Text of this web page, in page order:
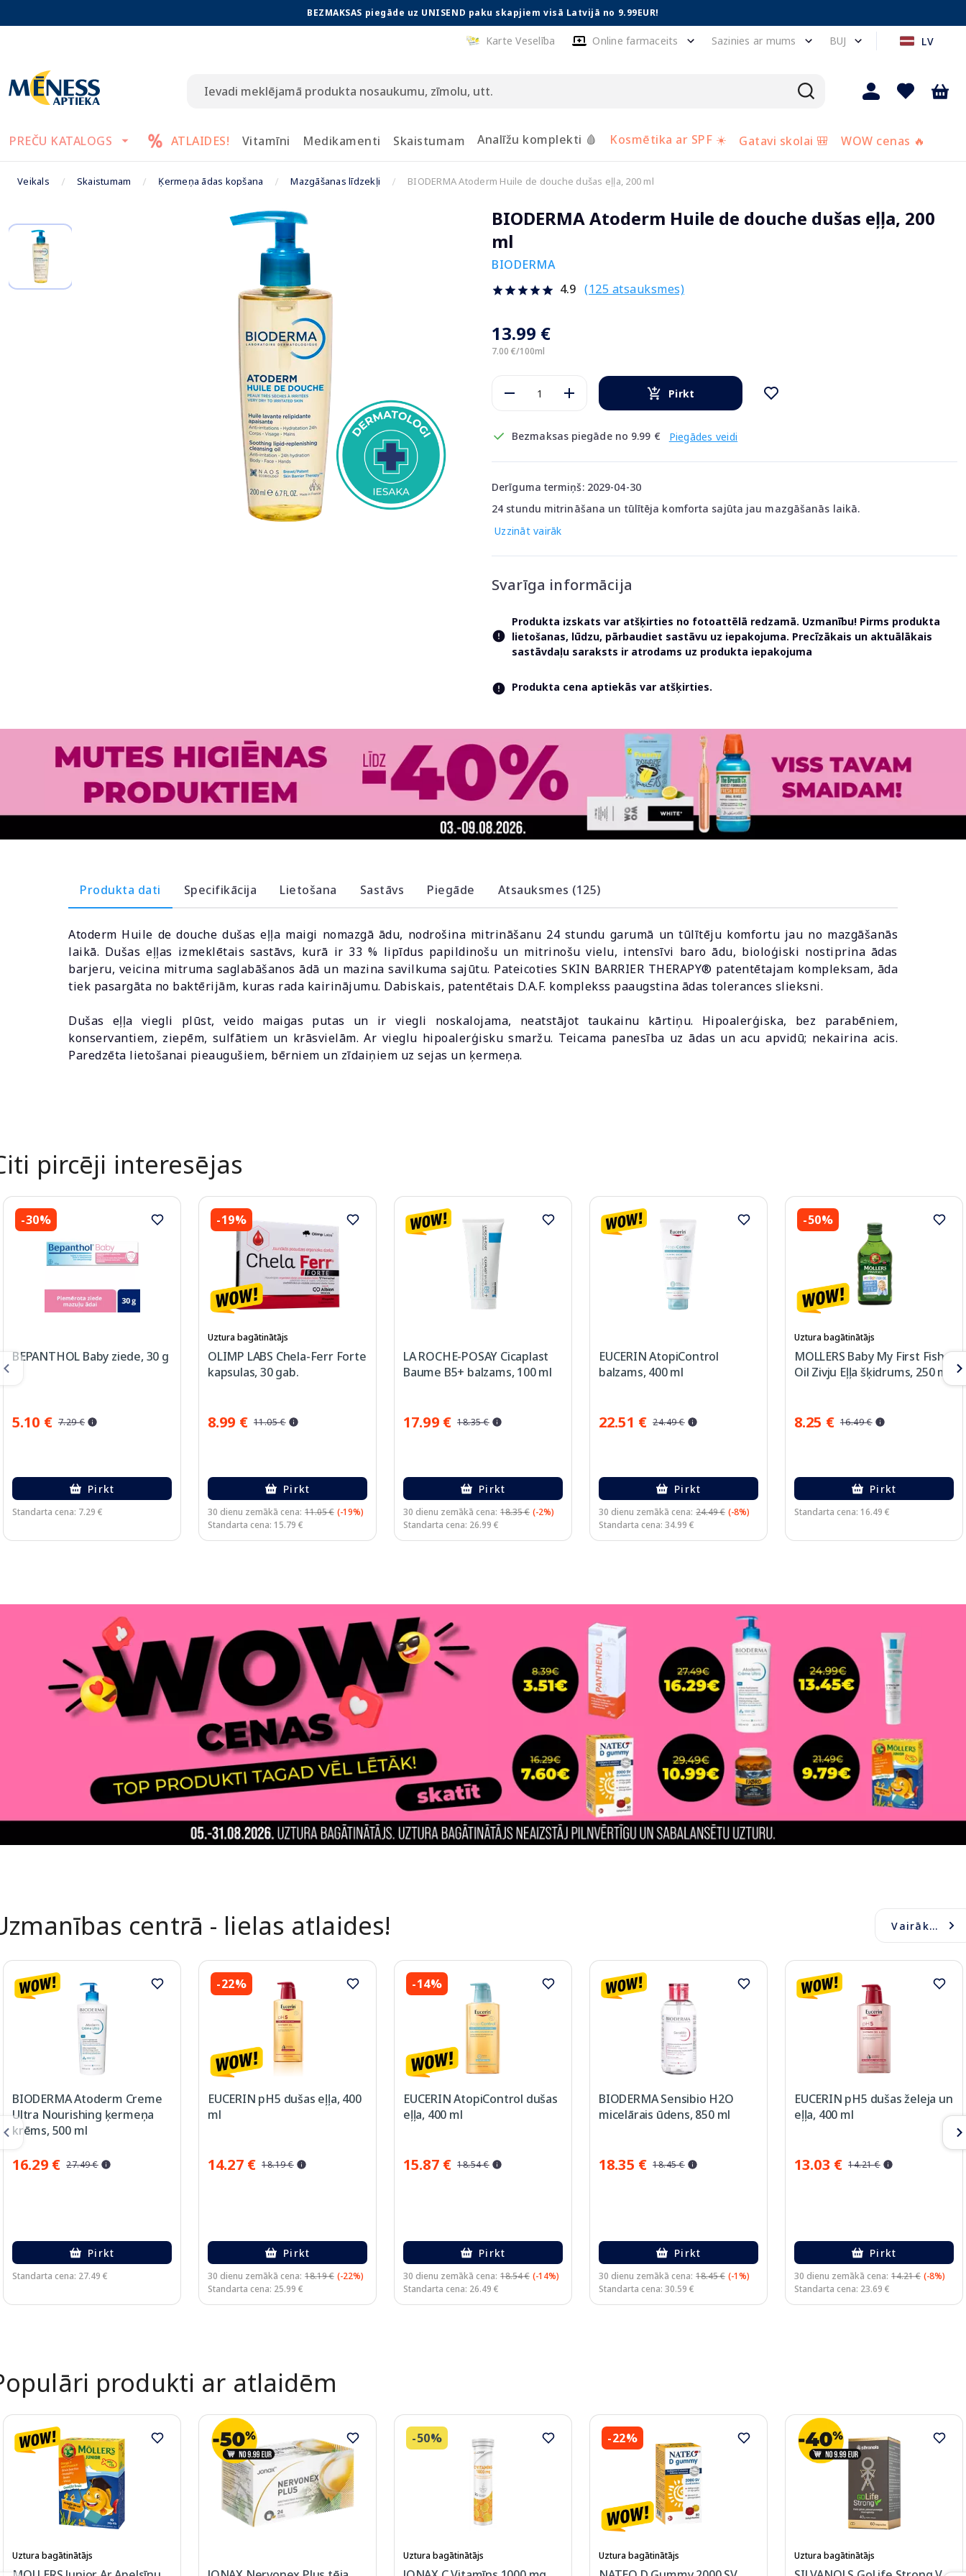
BEZMAKSAS piegāde uz UNISEND paku skapjiem visā Latvijā no 9.99EUR!
Karte Veselība Online farmaceits Sazinies ar mums BUJ LV
PREČU KATALOGS ATLAIDES! Vitamīni Medikamenti Skaistumam Analīžu komplekti 🩸 Kosmētika ar SPF ☀️ Gatavi skolai 🎒 WOW cenas 🔥
Veikals Skaistumam Ķermeņa ādas kopšana Mazgāšanas līdzekļi BIODERMA Atoderm Huile de douche dušas eļļa, 200 ml
BIODERMA Atoderm Huile de douche dušas eļļa, 200
ml
BIODERMA
4.9 (125 atsauksmes)
13.99 €
7.00 €/100ml
Pirkt
Bezmaksas piegāde no 9.99 € Piegādes veidi
Derīguma termiņš: 2029-04-30
24 stundu mitrināšana un tūlītēja komforta sajūta jau mazgāšanās laikā.
Uzzināt vairāk
Svarīga informācija
Produkta izskats var atšķirties no fotoattēlā redzamā. Uzmanību! Pirms produkta
lietošanas, lūdzu, pārbaudiet sastāvu uz iepakojuma. Precīzākais un aktuālākais
sastāvdaļu saraksts ir atrodams uz produkta iepakojuma
Produkta cena aptiekās var atšķirties.
Produkta dati Specifikācija Lietošana Sastāvs Piegāde Atsauksmes (125)
Atoderm Huile de douche dušas eļļa maigi nomazgā ādu, nodrošina mitrināšanu 24 stundu garumā un tūlītēju komfortu jau no mazgāšanās
laikā. Dušas eļļas izmeklētais sastāvs, kurā ir 33 % lipīdus papildinošu un mitrinošu vielu, intensīvi baro ādu, bioloģiski nostiprina ādas
barjeru, veicina mitruma saglabāšanos ādā un mazina savilkuma sajūtu. Pateicoties SKIN BARRIER THERAPY® patentētajam kompleksam, āda
tiek pasargāta no baktērijām, kuras rada kairinājumu. Dabiskais, patentētais D.A.F. komplekss paaugstina ādas tolerances slieksni.
Dušas eļļa viegli plūst, veido maigas putas un ir viegli noskalojama, neatstājot taukainu kārtiņu. Hipoalerģiska, bez parabēniem,
konservantiem, ziepēm, sulfātiem un krāsvielām. Ar vieglu hipoalerģisku smaržu. Teicama panesība uz ādas un acu apvidū; nekairina acis.
Paredzēta lietošanai pieaugušiem, bērniem un zīdaiņiem uz sejas un ķermeņa.
pircēji interesējas
-30%
BEPANTHOL Baby ziede, 30 g
5.10 € 7.29 €
Pirkt
Standarta cena: 7.29 €
-19%
Uztura bagātinātājs
OLIMP LABS Chela-Ferr Forte
kapsulas, 30 gab.
8.99 € 11.05 €
Pirkt
30 dienu zemākā cena: 11.05 € (-19%)
Standarta cena: 15.79 €
LA ROCHE-POSAY Cicaplast
Baume B5+ balzams, 100 ml
17.99 € 18.35 €
Pirkt
30 dienu zemākā cena: 18.35 € (-2%)
Standarta cena: 26.99 €
EUCERIN AtopiControl
balzams, 400 ml
22.51 € 24.49 €
Pirkt
30 dienu zemākā cena: 24.49 € (-8%)
Standarta cena: 34.99 €
-50%
Uztura bagātinātājs
MOLLERS Baby My First Fish
Oil Zivju Eļļa šķidrums, 250 ml
8.25 € 16.49 €
Pirkt
Standarta cena: 16.49 €
centrā - lielas atlaides! Vairāk...
BIODERMA Atoderm Creme
Ultra Nourishing ķermeņa
krēms, 500 ml
16.29 € 27.49 €
Pirkt
Standarta cena: 27.49 €
-22%
EUCERIN pH5 dušas eļļa, 400
ml
14.27 € 18.19 €
Pirkt
30 dienu zemākā cena: 18.19 € (-22%)
Standarta cena: 25.99 €
-14%
EUCERIN AtopiControl dušas
eļļa, 400 ml
15.87 € 18.54 €
Pirkt
30 dienu zemākā cena: 18.54 € (-14%)
Standarta cena: 26.49 €
BIODERMA Sensibio H2O
micelārais ūdens, 850 ml
18.35 € 18.45 €
Pirkt
30 dienu zemākā cena: 18.45 € (-1%)
Standarta cena: 30.59 €
EUCERIN pH5 dušas želeja un
eļļa, 400 ml
13.03 € 14.21 €
Pirkt
30 dienu zemākā cena: 14.21 € (-8%)
Standarta cena: 23.69 €
produkti ar atlaidēm
Uztura bagātinātājs
-50%
Uztura bagātinātājs
-22%
Uztura bagātinātājs Uztura bagātinātājs